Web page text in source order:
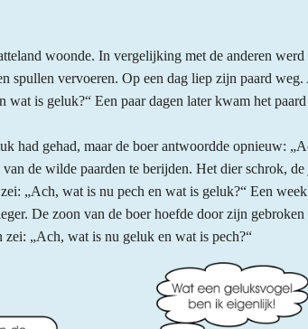
woonde. In vergelijking met de anderen
spullen vervoeren. Op een dag liep zijn paard
wat is geluk?“ Een paar dagen later kwam het
had gehad, maar de boer antwoordde opnieuw:
de wilde paarden te berijden. Het dier schrok,
„Ach, wat is nu pech en wat is geluk?“ Een
De zoon van de boer hoefde door zijn
zei: „Ach, wat is nu geluk en wat is pech?“